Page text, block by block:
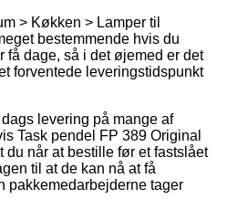
> Køkken > Lamper til
bestemmende hvis du
få dage, så i det øjemed er det
forventede leveringstidspunkt
levering på mange af
Task pendel FP 389 Original
du når at bestille før et fastslået
til at de kan nå at få
pakkemedarbejderne tager